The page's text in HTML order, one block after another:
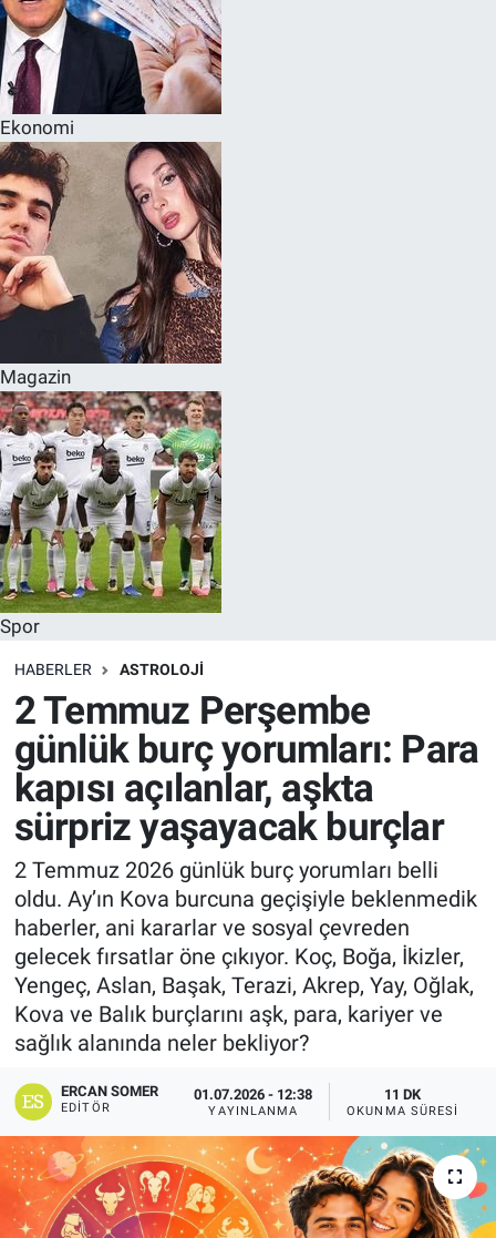
Ekonomi
Magazin
Spor
HABERLER ASTROLOJI
2 Temmuz Perşembe
günlük burç yorumları: Para
kapısı açılanlar, aşkta
sürpriz yaşayacak burçlar
2 Temmuz 2026 günlük burç yorumları belli
oldu. Ay’ın Kova burcuna geçişiyle beklenmedik
haberler, ani kararlar ve sosyal çevreden
gelecek fırsatlar öne çıkıyor. Koç, Boğa, İkizler,
Yengeç, Aslan, Başak, Terazi, Akrep, Yay, Oğlak,
Kova ve Balık burçlarını aşk, para, kariyer ve
sağlık alanında neler bekliyor?
ERCAN SOMER
EDITÖR
01.07.2026 - 12:38
YAYINLANMA
11 DK
OKUNMA SÜRESI